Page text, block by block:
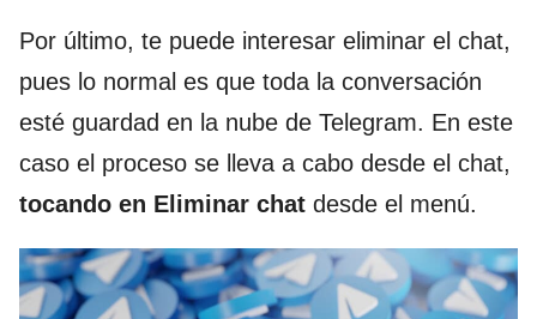
Por último, te puede interesar eliminar el chat,
pues lo normal es que toda la conversación
esté guardad en la nube de Telegram. En este
caso el proceso se lleva a cabo desde el chat,
tocando en Eliminar chat desde el menú.